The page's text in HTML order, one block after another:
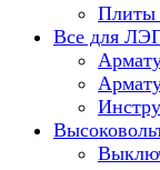
Плиты
Все для